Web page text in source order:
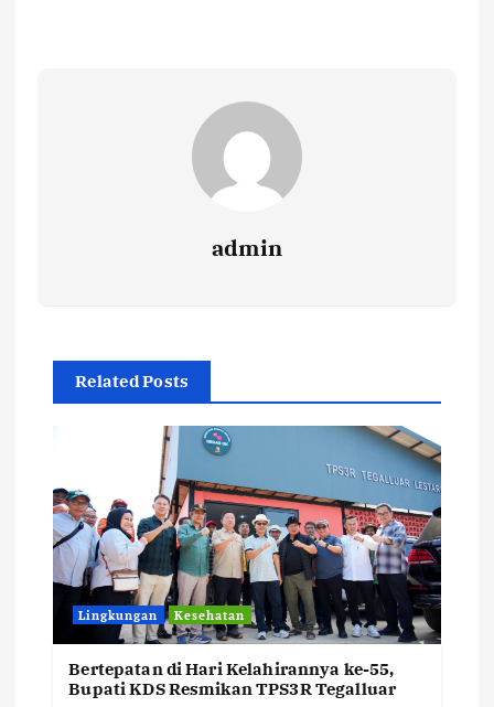
admin
Related Posts
Lingkungan Kesehatan
Bertepatan di Hari Kelahirannya ke-55,
Bupati KDS Resmikan TPS3R Tegalluar